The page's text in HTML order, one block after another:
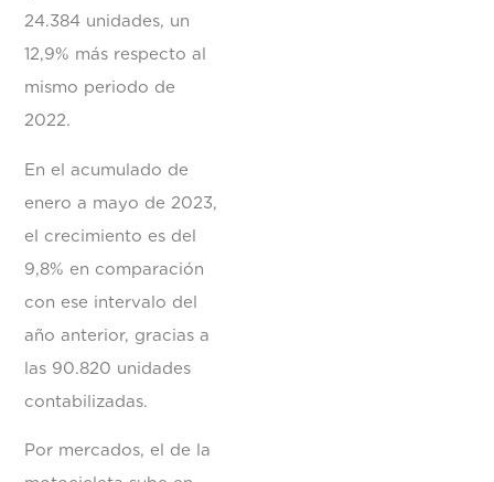
24.384 unidades, un
12,9% más respecto al
mismo periodo de
2022.
En el acumulado de
enero a mayo de 2023,
el crecimiento es del
9,8% en comparación
con ese intervalo del
año anterior, gracias a
las 90.820 unidades
contabilizadas.
Por mercados, el de la